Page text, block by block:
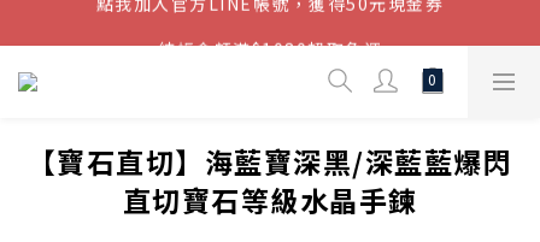
七周年慶，滿1890折150 (…依此類推)
結帳金額滿$1080超取免運
【寶石直切】海藍寶深黑/深藍藍爆閃
直切寶石等級水晶手鍊